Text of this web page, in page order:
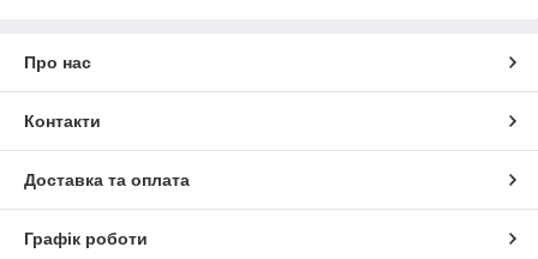
Про нас
Контакти
Доставка та оплата
Графік роботи